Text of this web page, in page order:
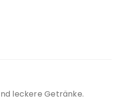
leckere Getränke.